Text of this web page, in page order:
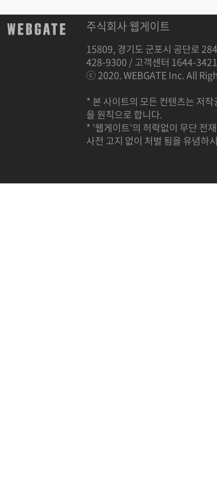
주식회사 웹게이트
15809, 경기도 군포시 공단로
428-9300 / 고객센터 1644-
ⓒ 2020. WEBGATE Inc. All
* 본 사이트의 모든 컨텐츠는 저
을 원칙으로 합니다.
* '웹게이트'의 허락없이 무단 전
사전 고지 없이 처벌 됨을 유념하